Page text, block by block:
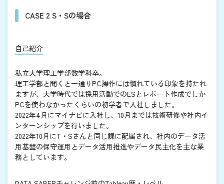
CASE 2 S・Sの場合
自己紹介
私立大学理工学部数学科卒。
理工学部と聞くと一通りPC操作には慣れている印象を持たれ
ますが、大学時代では採用活動でのESとレポート作成でしか
PCを使わなかったくらいの初学者で入社しました。
2022年4月にマイナビに入社し、10月までは技術研修や社内イ
ンターンシップを行いました。
2022年10月にT・Sさんと同じ課に配属され、社内のデータ活
用基盤の保守運用とデータ活用推進やデータ民主化を主な業
務としています。